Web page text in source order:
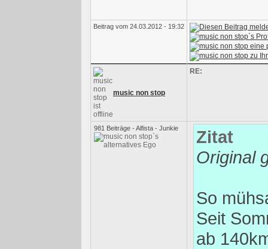
Beitrag vom 24.03.2012 - 19:32
music non stop
RE:
981 Beiträge - Alfista - Junkie
Zitat
Original
So
Seit
ab